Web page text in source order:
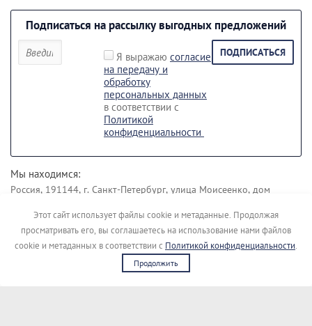
Подписаться на рассылку выгодных предложений
Я выражаю согласие
на передачу и
обработку
персональных данных
в соответствии с
Политикой
конфиденциальности
ПОДПИСАТЬСЯ
Мы находимся:
Россия, 191144, г. Санкт-Петербург, улица Моисеенко, дом
+7 (812) 495-45-19 +7 (911) 148-04-00
Copyright © [kupimigalku]
Этот сайт использует файлы cookie и метаданные. Продолжая
просматривать его, вы соглашаетесь на использование нами файлов
cookie и метаданных в соответствии с Политикой конфиденциальности.
Продолжить